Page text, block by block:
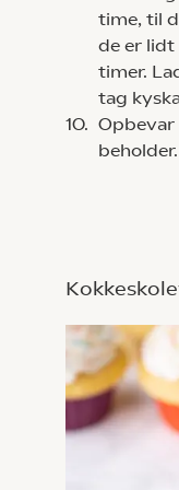
time, til
de er lidt
timer.
tag
10.